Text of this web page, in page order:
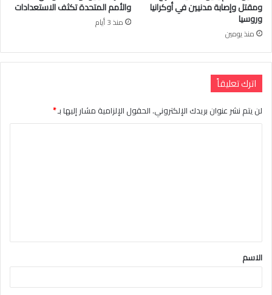
ومقتل وإصابة مدنيين في أوكرانيا
وروسيا
منذ يومين
والأمم المتحدة تكثف الاستعدادات
منذ 3 أيام
اترك تعليقاً
لن يتم نشر عنوان بريدك الإلكتروني.الحقول الإلزامية مشار إليها بـ*
ق
*
الاسم